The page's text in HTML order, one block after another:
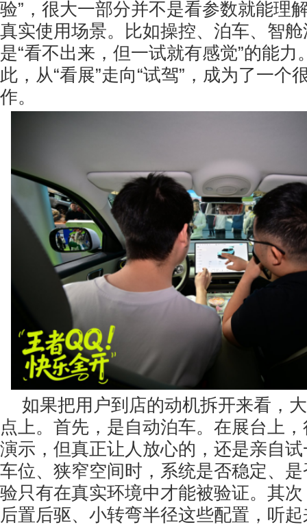
验”，很大一部分并不是看参数就能
真实使用场景。比如操控、泊车、智
是“看不出来，但一试就有感觉”的能力
此，从“看展”走向“试驾”，成为了一个
作。
如果把用户到店的动机拆开来看，
点上。首先，是自动泊车。在展台上
演示，但真正让人放心的，还是亲自
车位、狭窄空间时，系统是否稳定、
验只有在真实环境中才能被验证。其
后置后驱、小转弯半径这些配置，听